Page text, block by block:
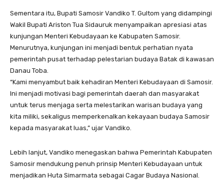
Sementara itu, Bupati Samosir Vandiko T. Gultom yang didampingi
Wakil Bupati Ariston Tua Sidauruk menyampaikan apresiasi atas
kunjungan Menteri Kebudayaan ke Kabupaten Samosir.
Menurutnya, kunjungan ini menjadi bentuk perhatian nyata
pemerintah pusat terhadap pelestarian budaya Batak di kawasan
Danau Toba.
“Kami menyambut baik kehadiran Menteri Kebudayaan di Samosir.
Ini menjadi motivasi bagi pemerintah daerah dan masyarakat
untuk terus menjaga serta melestarikan warisan budaya yang
kita miliki, sekaligus memperkenalkan kekayaan budaya Samosir
kepada masyarakat luas,” ujar Vandiko.
Lebih lanjut, Vandiko menegaskan bahwa Pemerintah Kabupaten
Samosir mendukung penuh prinsip Menteri Kebudayaan untuk
menjadikan Huta Simarmata sebagai Cagar Budaya Nasional.